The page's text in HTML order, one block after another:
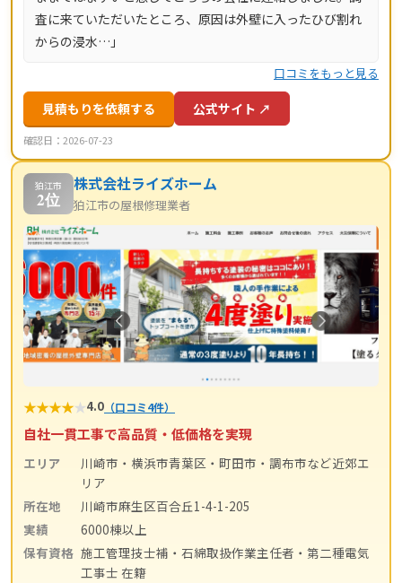
査に来ていただいたところ、原因は外壁に入ったひび割れ
からの浸水…」
口コミをもっと見る
見積もりを依頼する 公式サイト ↗
確認日：2026-07-23
狛江市
2位
株式会社ライズホーム
狛江市の屋根修理業者
★★★★★4.0 （口コミ4件）
自社一貫工事で高品質・低価格を実現
エリア
川崎市・横浜市青葉区・町田市・調布市など近郊エ
リア
所在地
川崎市麻生区百合丘1-4-1-205
実績
6000棟以上
保有資格 施工管理技士補・石綿取扱作業主任者・第二種電気
工事士 在籍